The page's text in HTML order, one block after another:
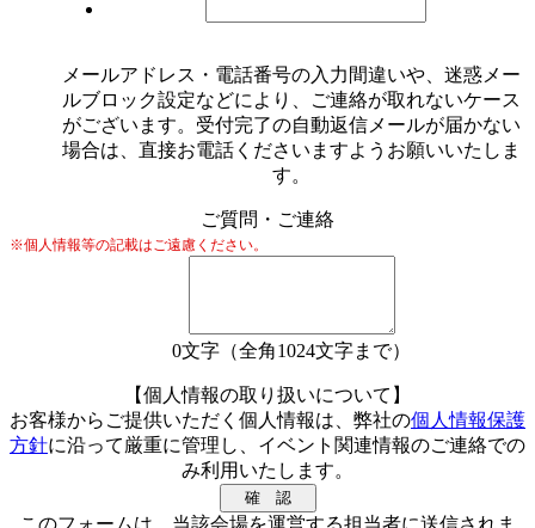
メールアドレス・電話番号の入力間違いや、迷惑メー
ルブロック設定などにより、ご連絡が取れないケース
がございます。受付完了の自動返信メールが届かない
場合は、直接お電話くださいますようお願いいたしま
す。
ご質問・ご連絡
※個人情報等の記載はご遠慮ください。
0文字（全角1024文字まで）
【個人情報の取り扱いについて】
お客様からご提供いただく個人情報は、弊社の個人情報保護
方針に沿って厳重に管理し、イベント関連情報のご連絡での
み利用いたします。
このフォームは、当該会場を運営する担当者に送信されま